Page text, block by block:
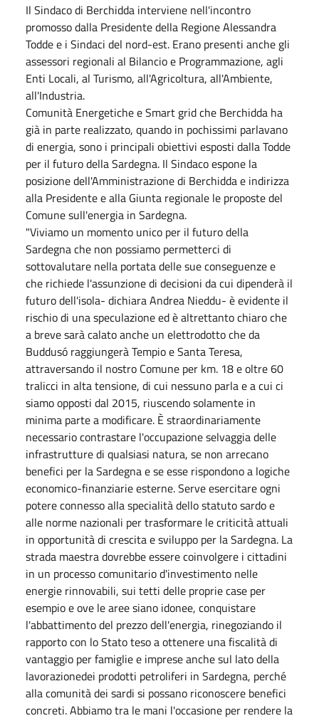
Il Sindaco di Berchidda interviene nell'incontro
promosso dalla Presidente della Regione Alessandra
Todde e i Sindaci del nord-est. Erano presenti anche gli
assessori regionali al Bilancio e Programmazione, agli
Enti Locali, al Turismo, all'Agricoltura, all'Ambiente,
all'Industria.
Comunità Energetiche e Smart grid che Berchidda ha
già in parte realizzato, quando in pochissimi parlavano
di energia, sono i principali obiettivi esposti dalla Todde
per il futuro della Sardegna. Il Sindaco espone la
posizione dell'Amministrazione di Berchidda e indirizza
alla Presidente e alla Giunta regionale le proposte del
Comune sull'energia in Sardegna.
"Viviamo un momento unico per il futuro della
Sardegna che non possiamo permetterci di
sottovalutare nella portata delle sue conseguenze e
che richiede l'assunzione di decisioni da cui dipenderà il
futuro dell'isola- dichiara Andrea Nieddu- è evidente il
rischio di una speculazione ed è altrettanto chiaro che
a breve sarà calato anche un elettrodotto che da
Buddusó raggiungerà Tempio e Santa Teresa,
attraversando il nostro Comune per km. 18 e oltre 60
tralicci in alta tensione, di cui nessuno parla e a cui ci
siamo opposti dal 2015, riuscendo solamente in
minima parte a modificare. È straordinariamente
necessario contrastare l'occupazione selvaggia delle
infrastrutture di qualsiasi natura, se non arrecano
benefici per la Sardegna e se esse rispondono a logiche
economico-finanziarie esterne. Serve esercitare ogni
potere connesso alla specialità dello statuto sardo e
alle norme nazionali per trasformare le criticità attuali
in opportunità di crescita e sviluppo per la Sardegna. La
strada maestra dovrebbe essere coinvolgere i cittadini
in un processo comunitario d'investimento nelle
energie rinnovabili, sui tetti delle proprie case per
esempio e ove le aree siano idonee, conquistare
l'abbattimento del prezzo dell'energia, rinegoziando il
rapporto con lo Stato teso a ottenere una fiscalità di
vantaggio per famiglie e imprese anche sul lato della
lavorazionedei prodotti petroliferi in Sardegna, perché
alla comunità dei sardi si possano riconoscere benefici
concreti. Abbiamo tra le mani l'occasione per rendere la